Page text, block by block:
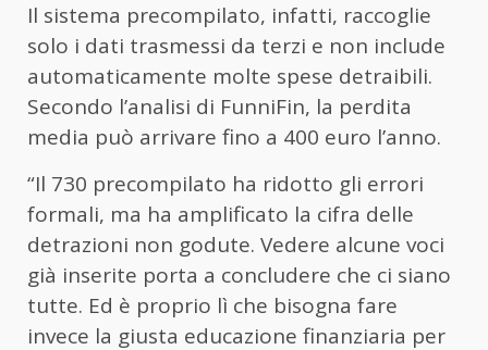
Il sistema precompilato, infatti, raccoglie
solo i dati trasmessi da terzi e non include
automaticamente molte spese detraibili.
Secondo l’analisi di FunniFin, la perdita
media può arrivare fino a 400 euro l’anno.
“Il 730 precompilato ha ridotto gli errori
formali, ma ha amplificato la cifra delle
detrazioni non godute. Vedere alcune voci
già inserite porta a concludere che ci siano
tutte. Ed è proprio lì che bisogna fare
invece la giusta educazione finanziaria per